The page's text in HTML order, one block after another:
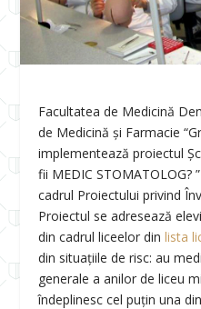
Facultatea de Medicină
de Medicină și Farmacie
implementează proiectul
fii MEDIC STOMATOLOG?
cadrul Proiectului privind
Proiectul se adresează
din cadrul liceelor dinlista
din situațiile de risc: au
generale a anilor de liceu
îndeplinesc cel puțin una